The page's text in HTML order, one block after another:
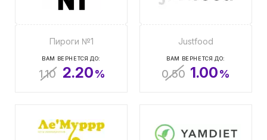
Пироги №1
ВАМ ВЕРНЕТСЯ ДО:
1.10 2.20%
Justfood
ВАМ ВЕРНЕТСЯ ДО:
0.50 1.00%